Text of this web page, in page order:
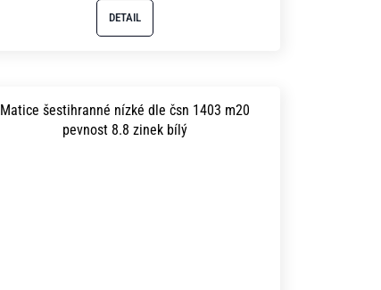
DETAIL
Matice šestihranné nízké dle čsn 1403 m20
pevnost 8.8 zinek bílý